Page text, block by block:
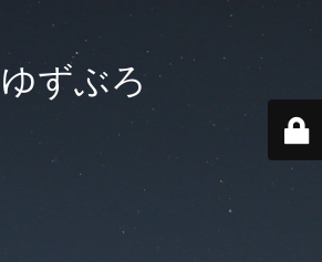
ゆずぶろ